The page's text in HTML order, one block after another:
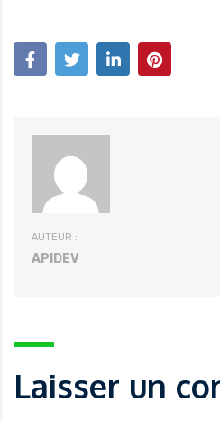
AUTEUR :
APIDEV
Laisser un